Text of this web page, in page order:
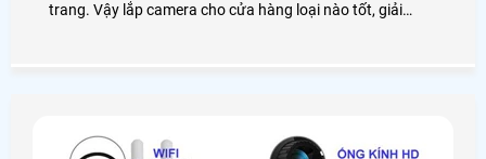
trang. Vậy lắp camera cho cửa hàng loại nào tốt, giải